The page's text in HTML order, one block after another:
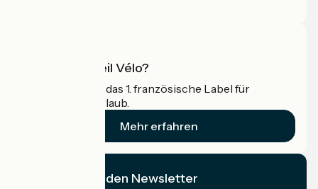
Was ist Accueil Vélo?
Accueil Vélo ist das 1. französische Label für
Radfahrer im Urlaub.
Mehr erfahren
Ich abonniere den Newsletter